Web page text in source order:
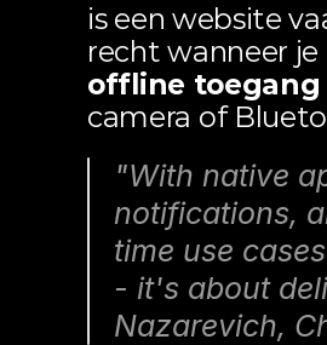
is een website
recht wanneer
offline
camera of
"With native
notifications,
time use
- it's about
Nazarevich,